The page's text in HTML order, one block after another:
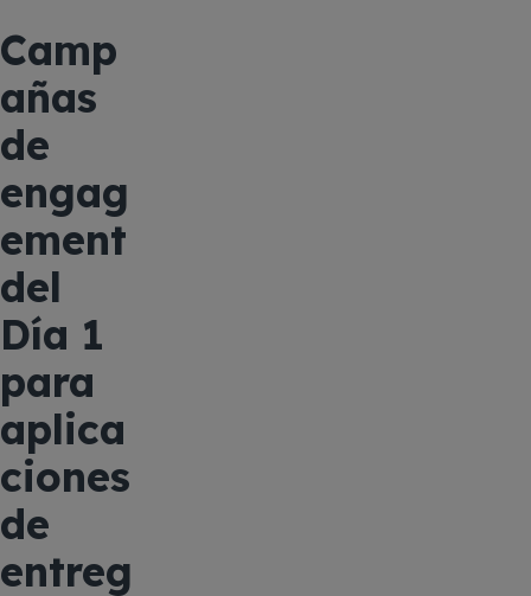
Camp
añas
de
engag
ement
del
Día 1
para
aplica
ciones
de
entreg